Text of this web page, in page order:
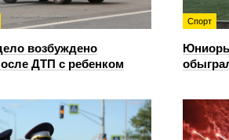
возбуждено
ДТП с ребенком
Спорт